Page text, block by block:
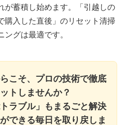
が蓄積し始めます。「引越しの
購入した直後」のリセット清掃
グは最適です。
こそ、プロの技術で徹底
トしませんか？
ラブル」もまるごと解決
できる毎日を取り戻しま